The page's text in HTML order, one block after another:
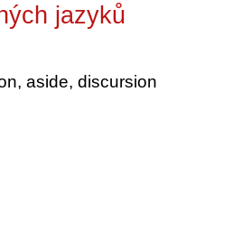
jazyků
aside, discursion